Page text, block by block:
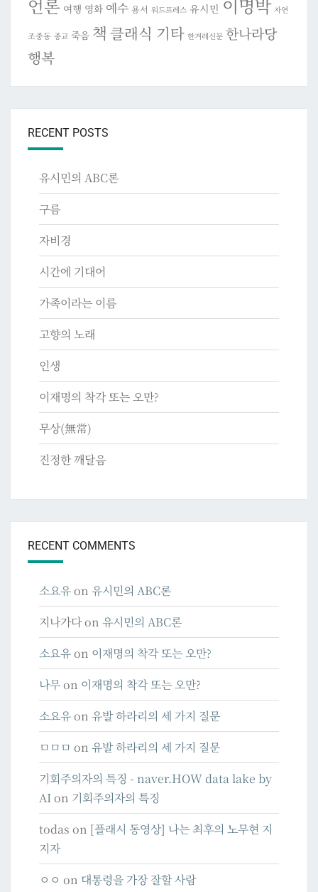
언론 여행 영화 예수 용서 워드프레스 유시민 이명박 자연
조중동 종교 죽음 책 클래식 기타 한겨레신문 한나라당
행복
RECENT POSTS
유시민의 ABC론
구름
자비경
시간에 기대어
가족이라는 이름
고향의 노래
인생
이재명의 착각 또는 오만?
무상(無常)
진정한 깨달음
RECENT COMMENTS
소요유on 유시민의 ABC론
지나가다on 유시민의 ABC론
소요유on 이재명의 착각 또는 오만?
나무on 이재명의 착각 또는 오만?
소요유on 유발 하라리의 세 가지 질문
ㅁㅁㅁ on 유발 하라리의 세 가지 질문
기회주의자의 특징 - naver.HOW data lake by
AIon 기회주의자의 특징
todas on [플래시 동영상] 나는 최후의 노무현 지
지자
ㅇㅇ on 대통령을 가장 잘할 사람